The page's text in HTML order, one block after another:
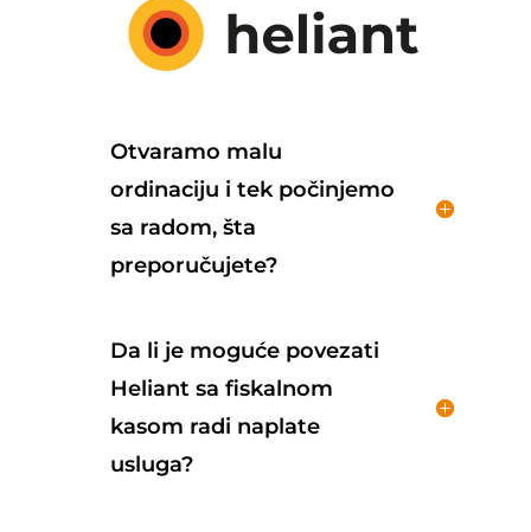
Otvaramo malu
ordinaciju i tek počinjemo
sa radom, šta
preporučujete?
Da li je moguće povezati
Heliant sa fiskalnom
kasom radi naplate
usluga?